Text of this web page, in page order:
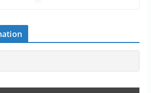
civile de l’UE, face aux